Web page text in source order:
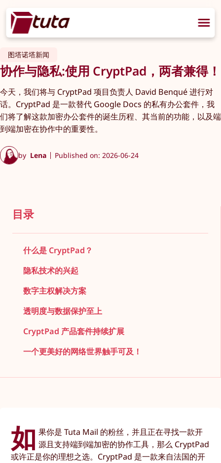
图塔诺塔新闻
协作与隐私:使用 CryptPad，两者兼得！
今天，我们将与 CryptPad 项目负责人 David Benqué 进行对
话。CryptPad 是一款替代 Google Docs 的私有办公套件，我
们将了解这款加密办公套件的诞生历程、其当前的功能，以及端
到端加密在协作中的重要性。
by Lena Published on: 2026-06-24
目录
什么是 CryptPad？
隐私技术的兴起
数字主权解决方案
透明度与数据保护至上
CryptPad 产品套件持续扩展
一个更美好的网络世界触手可及！
如 果你是 Tuta Mail 的粉丝，并且正在寻找一款开
源且支持端到端加密的协作工具，那么 CryptPad
或许正是你的理想之选。CryptPad 是一款来自法国的开